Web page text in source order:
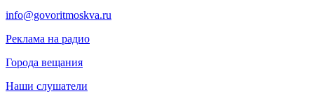
info@govoritmoskva.ru
Реклама на радио
Города вещания
Наши слушатели